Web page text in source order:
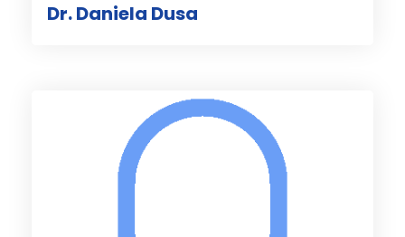
Dr. Daniela Dusa